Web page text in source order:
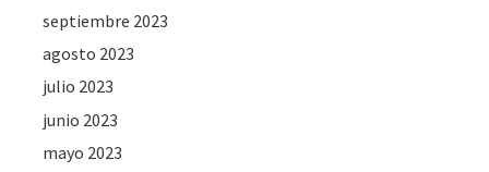
septiembre 2023
agosto 2023
julio 2023
junio 2023
mayo 2023